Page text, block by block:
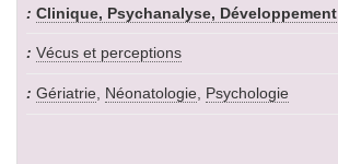
Clinique, Psychanalyse, Développement
Vécus et perceptions
Gériatrie, Néonatologie, Psychologie